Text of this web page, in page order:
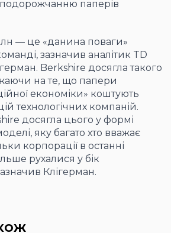
паперів
— це «данина поваги»
зазначив аналітик TD
Berkshire досягла такого
на те, що папери
економіки» коштують
технологічних компаній.
досягла цього у формі
яку багато хто вважає
корпорації в останні
рухалися у бік
Клігерман.